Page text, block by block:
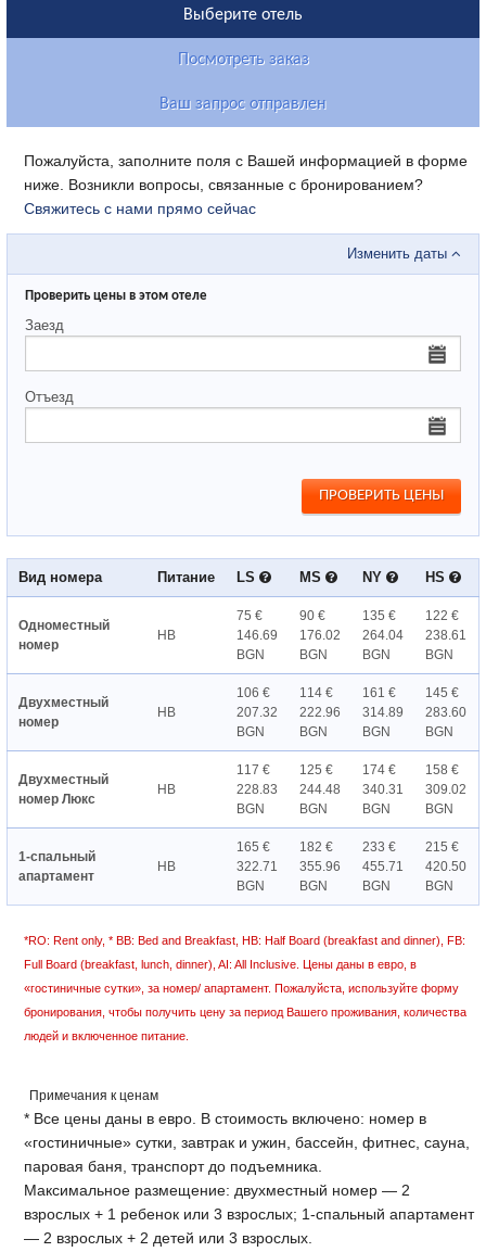
Выберите отель
Посмотреть заказ
Ваш запрос отправлен
Пожалуйста, заполните поля с Вашей информацией в форме
ниже. Возникли вопросы, связанные с бронированием?
Свяжитесь с нами прямо сейчас
Изменить даты
Проверить цены в этом отеле
Заезд
Отъезд
Вид номера Питание LS MS NY HS
Одноместный
номер
HB
75 €
146.69
BGN
90 €
176.02
BGN
135 €
264.04
BGN
122 €
238.61
BGN
Двухместный
номер
HB
106 €
207.32
BGN
114 €
222.96
BGN
161 €
314.89
BGN
145 €
283.60
BGN
Двухместный
номер Люкс
HB
117 €
228.83
BGN
125 €
244.48
BGN
174 €
340.31
BGN
158 €
309.02
BGN
1-спальный
апартамент
HB
165 €
322.71
BGN
182 €
355.96
BGN
233 €
455.71
BGN
215 €
420.50
BGN
*RO: Rent only, * BB: Bed and Breakfast, HB: Half Board (breakfast and dinner), FB:
Full Board (breakfast, lunch, dinner), AI: All Inclusive. Цены даны в евро, в
«гостиничные сутки», за номер/ апартамент. Пожалуйста, используйте форму
бронирования, чтобы получить цену за период Вашего проживания, количества
людей и включенное питание.
Примечания к ценам
* Все цены даны в евро. В стоимость включено: номер в
«гостиничные» сутки, завтрак и ужин, бассейн, фитнес, сауна,
паровая баня, транспорт до подъемника.
Максимальное размещение: двухместный номер — 2
взрослых + 1 ребенок или 3 взрослых; 1-спальный апартамент
— 2 взрослых + 2 детей или 3 взрослых.